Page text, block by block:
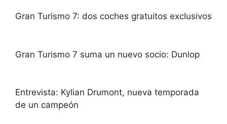
Gran Turismo 7: dos coches gratuitos exclusivos
Gran Turismo 7 suma un nuevo socio: Dunlop
Entrevista: Kylian Drumont, nueva temporada
de un campeón